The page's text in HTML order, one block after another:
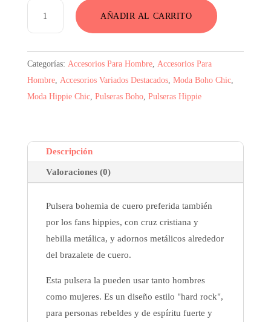
Chic
cantidad
AÑADIR AL CARRITO
Categorías: Accesorios Para Hombre, Accesorios Para
Hombre, Accesorios Variados Destacados, Moda Boho Chic,
Moda Hippie Chic, Pulseras Boho, Pulseras Hippie
Descripción
Valoraciones (0)
Pulsera bohemia de cuero preferida también
por los fans hippies, con cruz cristiana y
hebilla metálica, y adornos metálicos alrededor
del brazalete de cuero.
Esta pulsera la pueden usar tanto hombres
como mujeres. Es un diseño estilo "hard rock",
para personas rebeldes y de espíritu fuerte y